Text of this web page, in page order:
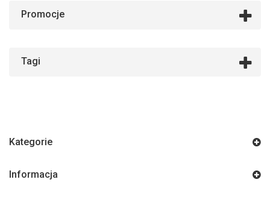
Promocje
Tagi
Kategorie
Informacja